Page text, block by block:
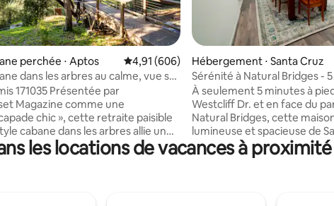
sur la base de 133 commentaires : 4,98 sur 5
perchée ⋅ Aptos Évaluation moyenne sur la base de 606
4,91 (606)
dans les arbres au calme, vue sur
171035 Présentée par
Magazine comme une
chic », cette retraite paisible
cabane dans les arbres allie un
du milieu du siècle à des
naturels comme le bois et la
Hébergement ⋅ Santa Cruz
Sérénité à Natural Bridges -
de la plage
À seulement 5 minutes à
Westcliff Dr. et en face du
Natural Bridges, cette
lumineuse et spacieuse de
avec 4 chambres et 3 salles
parfaite pour les amateurs
les locations de vacances à